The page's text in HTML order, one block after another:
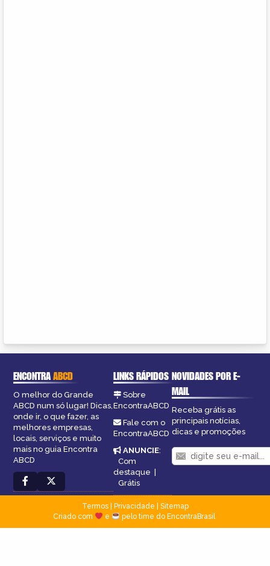
ENCONTRAABCD
O melhor do Grande
ABCD num só lugar! Dicas,
onde ir, o que fazer, as
melhores empresas,
locais, serviços e muito
mais no guia Encontra
ABCD
LINKS RÁPIDOS
Sobre
EncontraABCD
Fale com o
EncontraABCD
ANUNCIE:
Com
destaque
Grátis
NOVIDADES POR E-
MAIL
Receba grátis as
principais notícias,
dicas e promoções
Termos| Privacidade
Sitemap
Criado com
e pelo time do EncontraBrasil